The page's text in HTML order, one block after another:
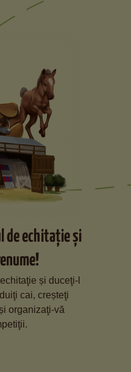
de echitaţie și
și duceţi-l
cai, creșteţi
organizaţi-vă